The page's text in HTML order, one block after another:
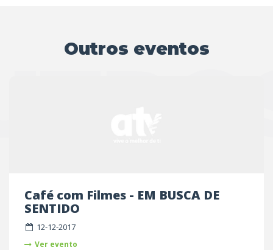
Outros eventos
Café com Filmes - EM BUSCA DE
SENTIDO
12-12-2017
Ver evento